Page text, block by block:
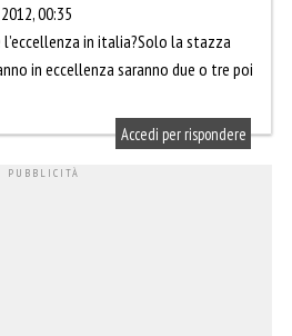
00:35
in italia?Solo la stazza
in eccellenza saranno due o tre poi
Accedi per rispondere